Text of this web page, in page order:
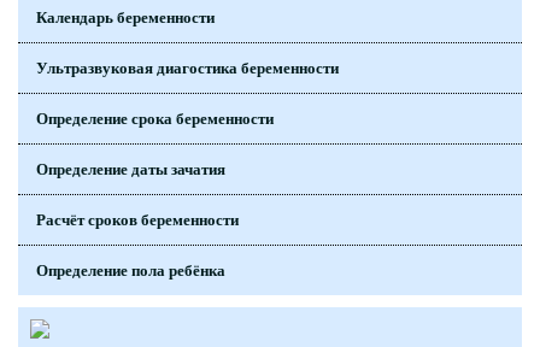
Календарь беременности
Ультразвуковая диагостика беременности
Определение срока беременности
Определение даты зачатия
Расчёт сроков беременности
Определение пола ребёнка